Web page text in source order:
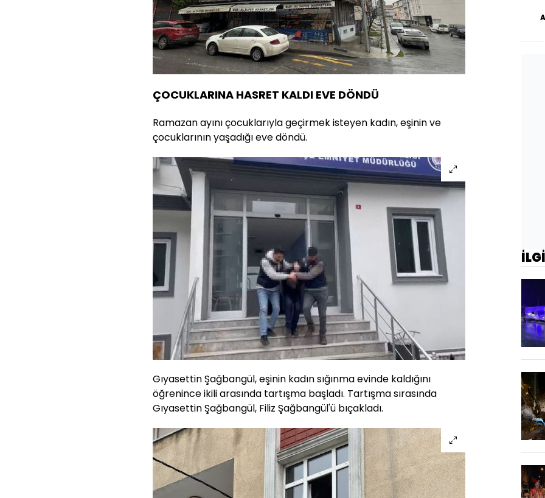
ÇOCUKLARINA HASRET KALDI EVE DÖNDÜ
Ramazan ayını çocuklarıyla geçirmek isteyen kadın, eşinin ve
çocuklarının yaşadığı eve döndü.
Gıyasettin Şağbangül, eşinin kadın sığınma evinde kaldığını
öğrenince ikili arasında tartışma başladı. Tartışma sırasında
Gıyasettin Şağbangül, Filiz Şağbangül'ü bıçakladı.